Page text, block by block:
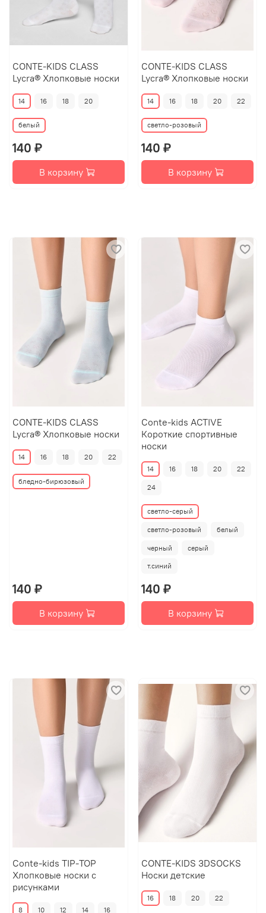
CONTE-KIDS CLASS
Lycra® Хлопковые носки
14 16 18 20
белый
140 ₽
В корзину
CONTE-KIDS CLASS
Lycra® Хлопковые носки
14 16 18 20 22
светло-розовый
140 ₽
В корзину
CONTE-KIDS CLASS
Lycra® Хлопковые носки
14 16 18 20 22
бледно-бирюзовый
140 ₽
В корзину
Conte-kids ACTIVE
Короткие спортивные
носки
14 16 18 20 22
24
светло-серый
светло-розовый белый
черный серый
т.синий
140 ₽
В корзину
Conte-kids TIP-TOP
Хлопковые носки с
рисунками
8 10 12 14 16
CONTE-KIDS 3DSOCKS
Носки детские
16 18 20 22